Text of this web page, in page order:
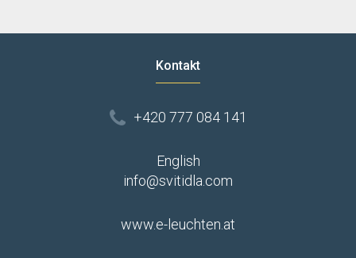
Kontakt
+420 777 084 141
English
info@svitidla.com
www.e-leuchten.at